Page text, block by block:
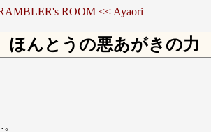
ROOM << Ayaori
ほんとうの悪あがきの力